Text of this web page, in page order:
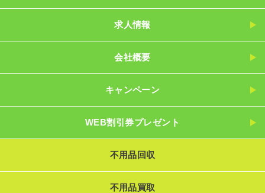
求人情報
会社概要
キャンペーン
WEB割引券プレゼント
不用品回収
不用品買取